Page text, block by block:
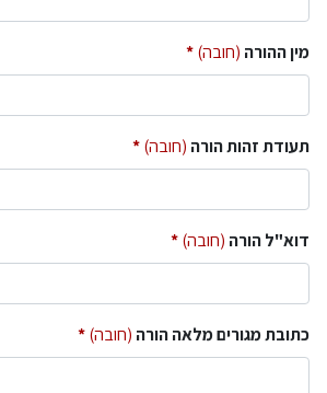
מין ההורה (חובה)
תעודת זהות הורה (חובה)
דוא"ל הורה (חובה)
כתובת מגורים מלאה הורה (חובה)